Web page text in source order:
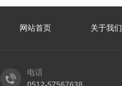
网站首页 关于我们
电话